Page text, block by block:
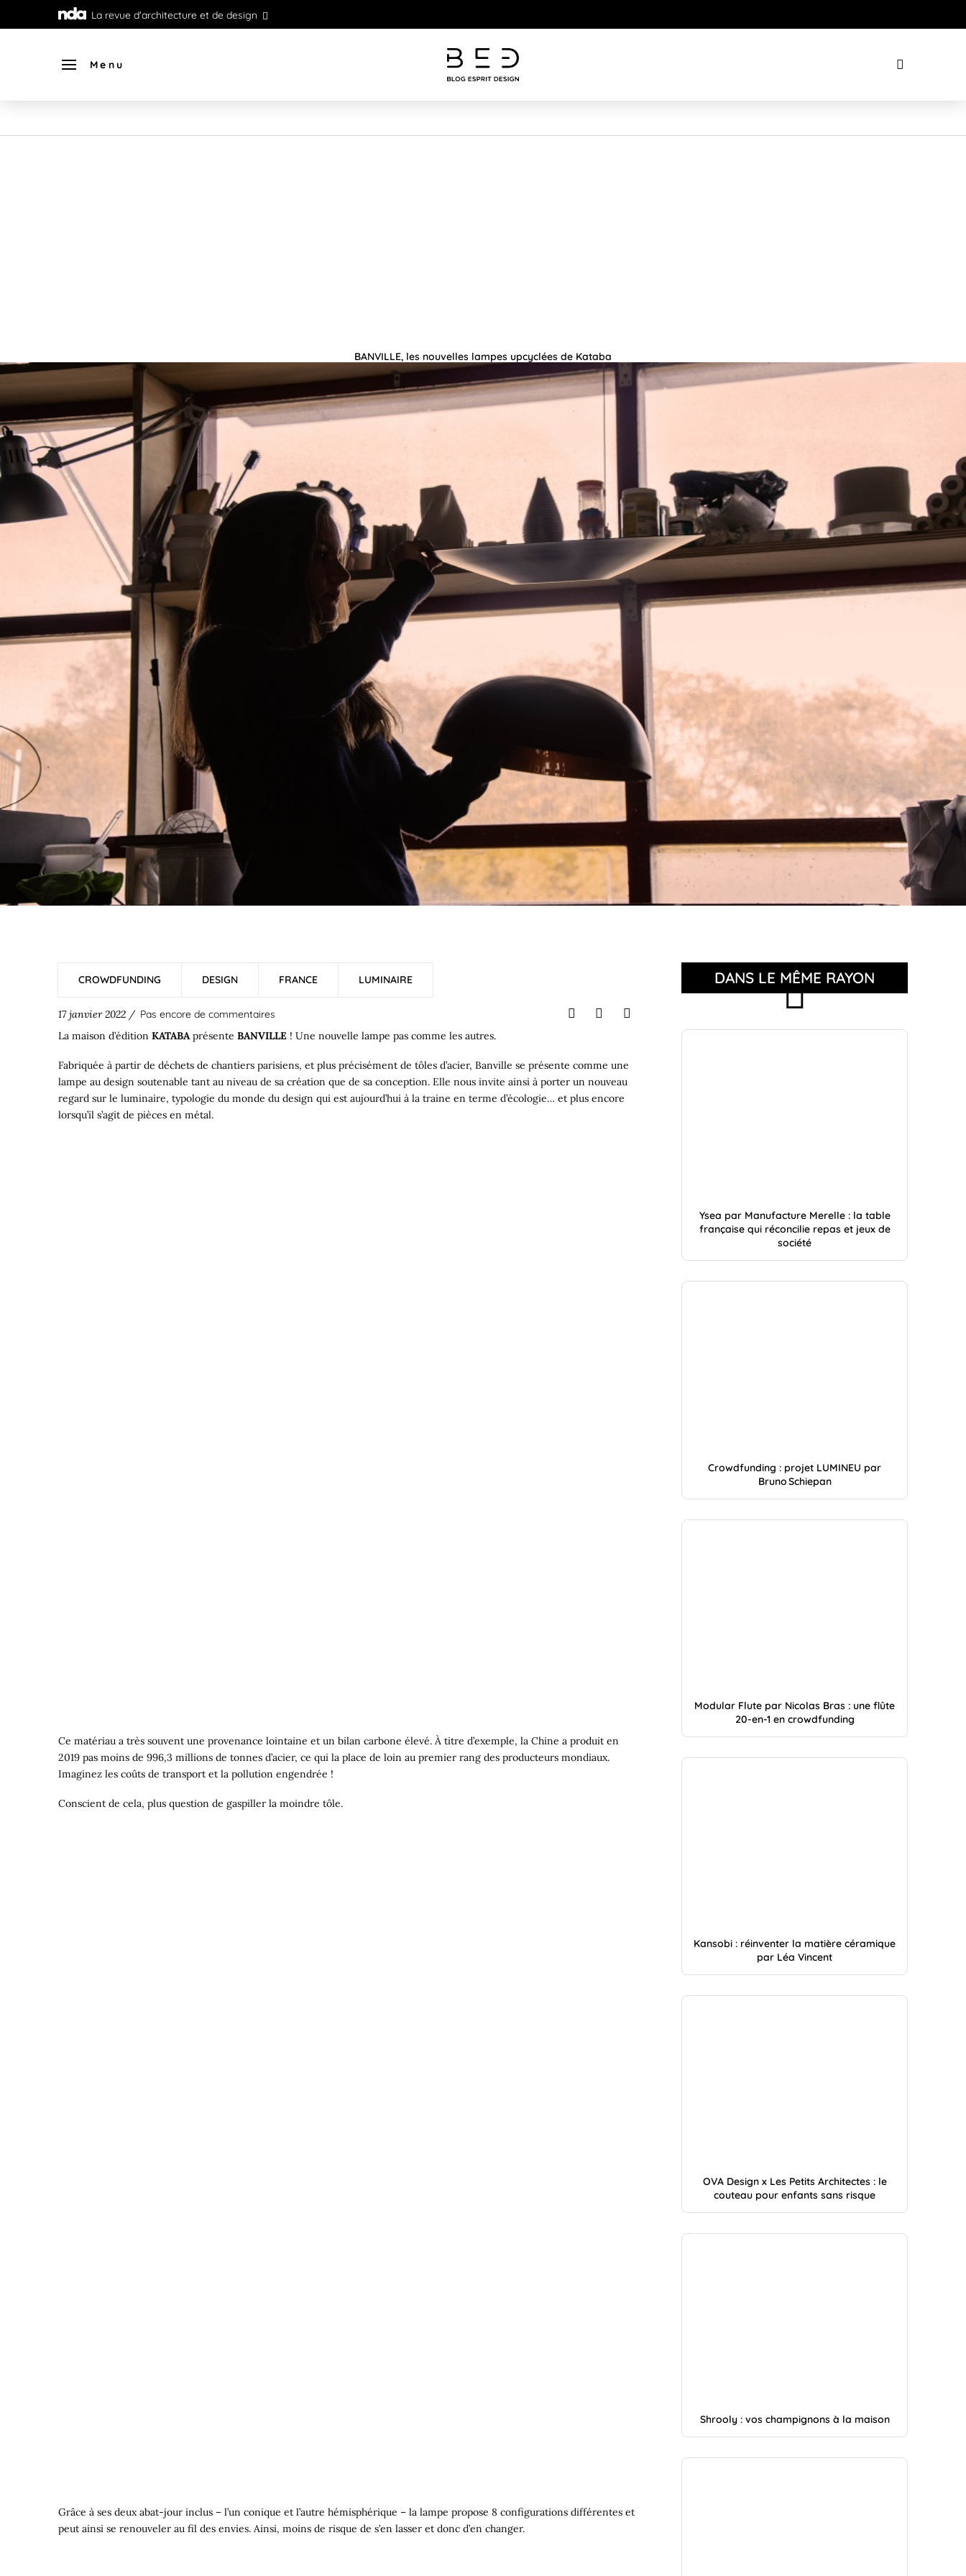
La revue d'architecture et de design
Menu
BANVILLE, les nouvelles lampes upcyclées de Kataba
CROWDFUNDING DESIGN FRANCE LUMINAIRE
17 janvier 2022 / Pas encore de commentaires
La maison d’édition KATABAprésente BANVILLE! Une nouvelle lampe pas comme les autres.
Fabriquée à partir de déchets de chantiers parisiens, et plus précisément de tôles d’acier, Banville se présente comme une
lampe au design soutenable tant au niveau de sa création que de sa conception. Elle nous invite ainsi à porter un nouveau
regard sur le luminaire, typologie du monde du design qui est aujourd’hui à la traine en terme d’écologie… et plus encore
lorsqu’il s’agit de pièces en métal.
Ce matériau a très souvent une provenance lointaine et un bilan carbone élevé. À titre d’exemple, la Chine a produit en
2019 pas moins de 996,3 millions de tonnes d’acier, ce qui la place de loin au premier rang des producteurs mondiaux.
Imaginez les coûts de transport et la pollution engendrée !
Conscient de cela, plus question de gaspiller la moindre tôle.
Grâce à ses deux abat-jour inclus – l’un conique et l’autre hémisphérique – la lampe propose 8 configurations différentes et
peut ainsi se renouveler au fil des envies. Ainsi, moins de risque de s’en lasser et donc d’en changer.
DANS LE MÊME RAYON
Ysea par Manufacture Merelle : la table
française qui réconcilie repas et jeux de
société
Crowdfunding : projet LUMINEU par
Bruno Schiepan
Modular Flute par Nicolas Bras : une flûte
20-en-1 en crowdfunding
Kansobi : réinventer la matière céramique
par Léa Vincent
OVA Design x Les Petits Architectes : le
couteau pour enfants sans risque
Shrooly : vos champignons à la maison